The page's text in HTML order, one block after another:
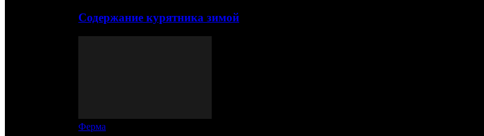
Содержание курятника зимой
Ферма